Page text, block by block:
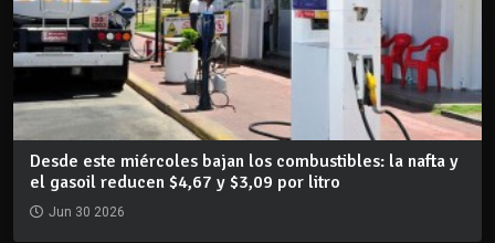
Desde este miércoles bajan los combustibles: la nafta y
el gasoil reducen $4,67 y $3,09 por litro
Jun 30 2026